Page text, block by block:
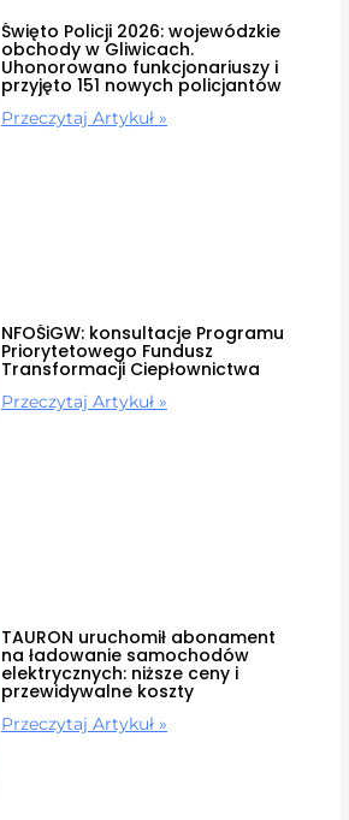
Święto Policji 2026: wojewódzkie
obchody w Gliwicach.
Uhonorowano funkcjonariuszy i
przyjęto 151 nowych policjantów
Przeczytaj Artykuł »
NFOŚiGW: konsultacje Programu
Priorytetowego Fundusz
Transformacji Ciepłownictwa
Przeczytaj Artykuł »
TAURON uruchomił abonament
na ładowanie samochodów
elektrycznych: niższe ceny i
przewidywalne koszty
Przeczytaj Artykuł »